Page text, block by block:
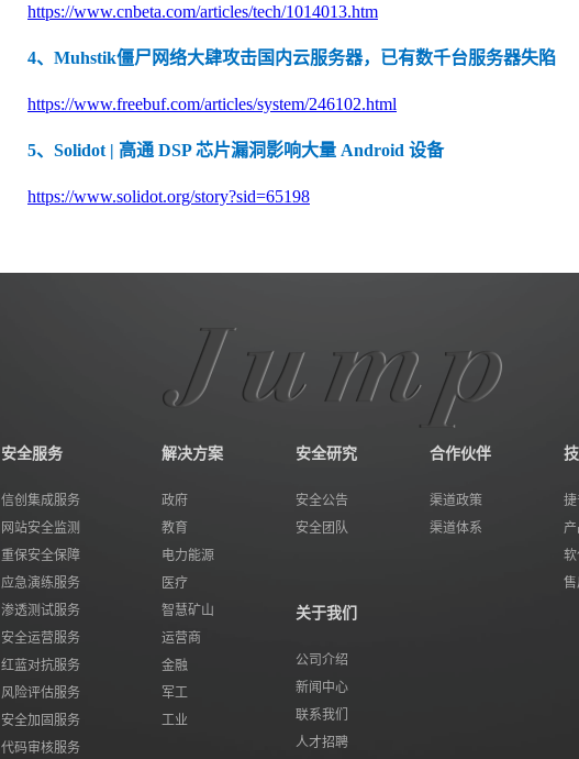
https://www.cnbeta.com/articles/tech/1014013.htm
4、Muhstik僵尸网络大肆攻击国内云服务器，已有数千台服务器失陷
https://www.freebuf.com/articles/system/246102.html
5、Solidot | 高通 DSP 芯片漏洞影响大量 Android 设备
https://www.solidot.org/story?sid=65198
安全服务
信创集成服务
网站安全监测
重保安全保障
应急演练服务
渗透测试服务
安全运营服务
红蓝对抗服务
风险评估服务
安全加固服务
代码审核服务
解决方案
政府
教育
电力能源
医疗
智慧矿山
运营商
金融
军工
工业
安全研究
安全公告
安全团队
合作伙伴
渠道政策
渠道体系
关于我们
公司介绍
新闻中心
联系我们
人才招聘